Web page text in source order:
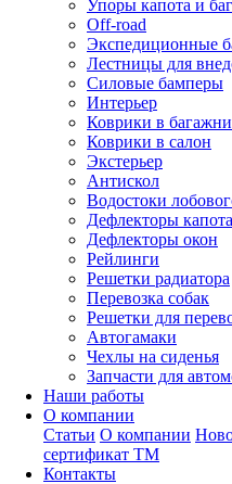
Упоры капота и
Off-road
Экспедиционные
Лестницы для
Силовые бамперы
Интерьер
Коврики в
Коврики в салон
Экстерьер
Антискол
Водостоки
Дефлекторы капота
Дефлекторы окон
Рейлинги
Решетки радиатора
Перевозка собак
Решетки для
Автогамаки
Чехлы на сиденья
Запчасти для
Наши работы
О компании
Статьи О компании
сертификат ТМ
Контакты